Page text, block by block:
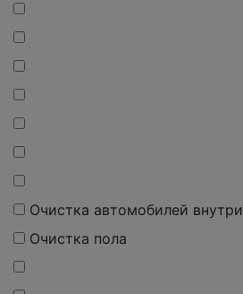
Очистка автомобилей внутри
Очистка пола